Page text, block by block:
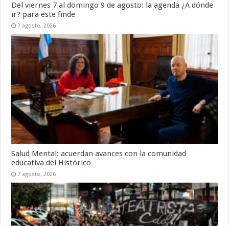
Del viernes 7 al domingo 9 de agosto: la agenda ¿A dónde
ir? para este finde
7 agosto, 2026
Salud Mental: acuerdan avances con la comunidad
educativa del Histórico
7 agosto, 2026